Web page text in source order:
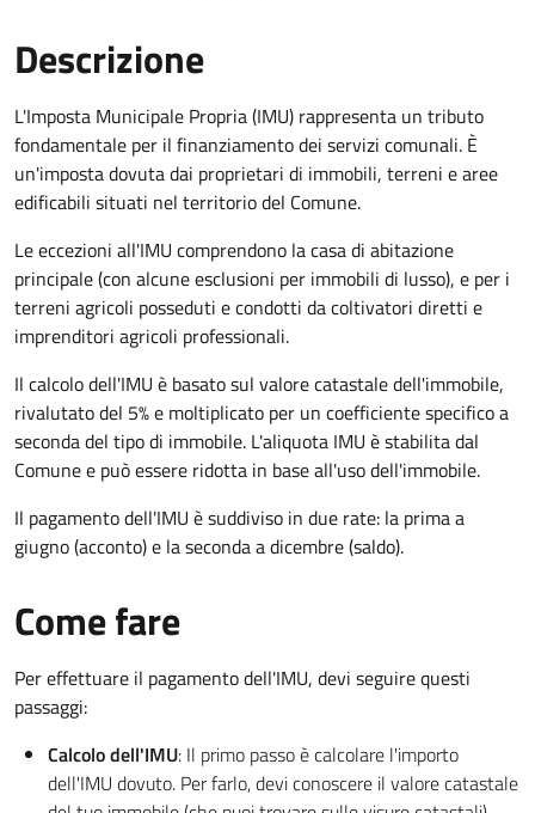
Descrizione
L'Imposta Municipale Propria (IMU) rappresenta un tributo
fondamentale per il finanziamento dei servizi comunali. È
un'imposta dovuta dai proprietari di immobili, terreni e aree
edificabili situati nel territorio del Comune.
Le eccezioni all'IMU comprendono la casa di abitazione
principale (con alcune esclusioni per immobili di lusso), e per i
terreni agricoli posseduti e condotti da coltivatori diretti e
imprenditori agricoli professionali.
Il calcolo dell'IMU è basato sul valore catastale dell'immobile,
rivalutato del 5% e moltiplicato per un coefficiente specifico a
seconda del tipo di immobile. L'aliquota IMU è stabilita dal
Comune e può essere ridotta in base all'uso dell'immobile.
Il pagamento dell'IMU è suddiviso in due rate: la prima a
giugno (acconto) e la seconda a dicembre (saldo).
Come fare
Per effettuare il pagamento dell'IMU, devi seguire questi
passaggi:
Calcolo dell'IMU: Il primo passo è calcolare l'importo
dell'IMU dovuto. Per farlo, devi conoscere il valore catastale